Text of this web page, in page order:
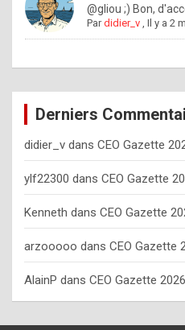
e
@gliou ;) Bon,
Pardidier_v ,Il y a 2
Derniers
didier_v dans CEO Gazette
ylf22300 dans CEO Gazette
Kenneth dans CEO Gazette
arzooooo dans CEO Gazette
AlainP dans CEO Gazette